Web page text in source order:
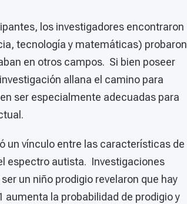
los investigadores encontraron
tecnología y matemáticas) probaron
en otros campos. Si bien poseer
allana el camino para
ser especialmente adecuadas para
un vínculo entre las características de
espectro autista. Investigaciones
un niño prodigio revelaron que hay
aumenta la probabilidad de prodigio y